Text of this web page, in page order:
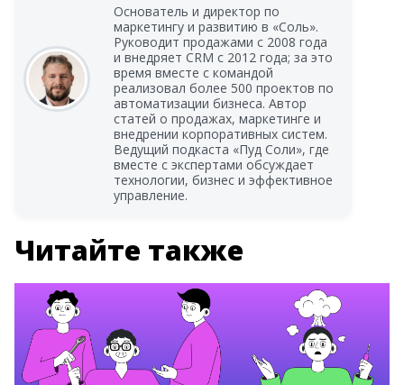
Основатель и директор по
маркетингу и развитию в «Соль».
Руководит продажами с 2008 года
и внедряет CRM с 2012 года; за это
время вместе с командой
реализовал более 500 проектов по
автоматизации бизнеса. Автор
статей о продажах, маркетинге и
внедрении корпоративных систем.
Ведущий подкаста «Пуд Соли», где
вместе с экспертами обсуждает
технологии, бизнес и эффективное
управление.
Читайте также